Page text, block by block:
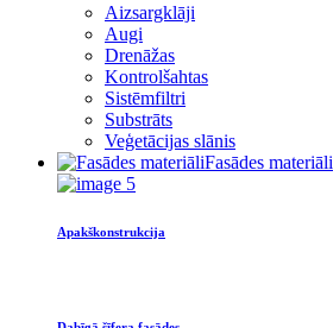
Aizsargklāji
Augi
Drenāžas
Kontrolšahtas
Sistēmfiltri
Substrāts
Veģetācijas slānis
Fasādes materiāli
Apakškonstrukcija